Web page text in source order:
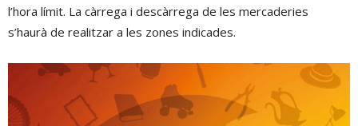
l’hora límit. La càrrega i descàrrega de les mercaderies
s’haurà de realitzar a les zones indicades.